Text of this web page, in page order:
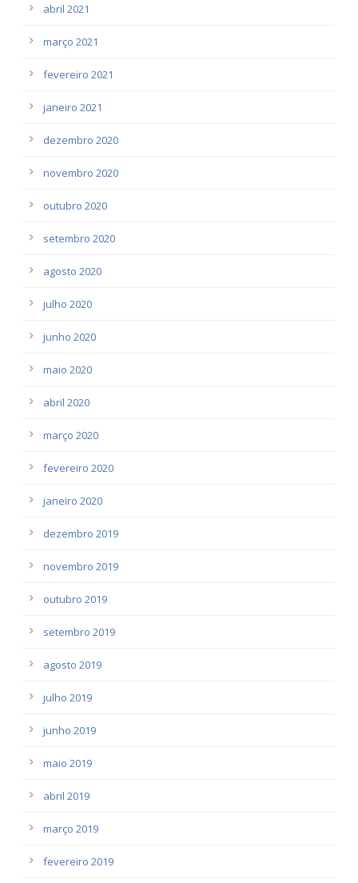
abril 2021
março 2021
fevereiro 2021
janeiro 2021
dezembro 2020
novembro 2020
outubro 2020
setembro 2020
agosto 2020
julho 2020
junho 2020
maio 2020
abril 2020
março 2020
fevereiro 2020
janeiro 2020
dezembro 2019
novembro 2019
outubro 2019
setembro 2019
agosto 2019
julho 2019
junho 2019
maio 2019
abril 2019
março 2019
fevereiro 2019